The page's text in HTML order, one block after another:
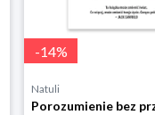
-14%
Natuli